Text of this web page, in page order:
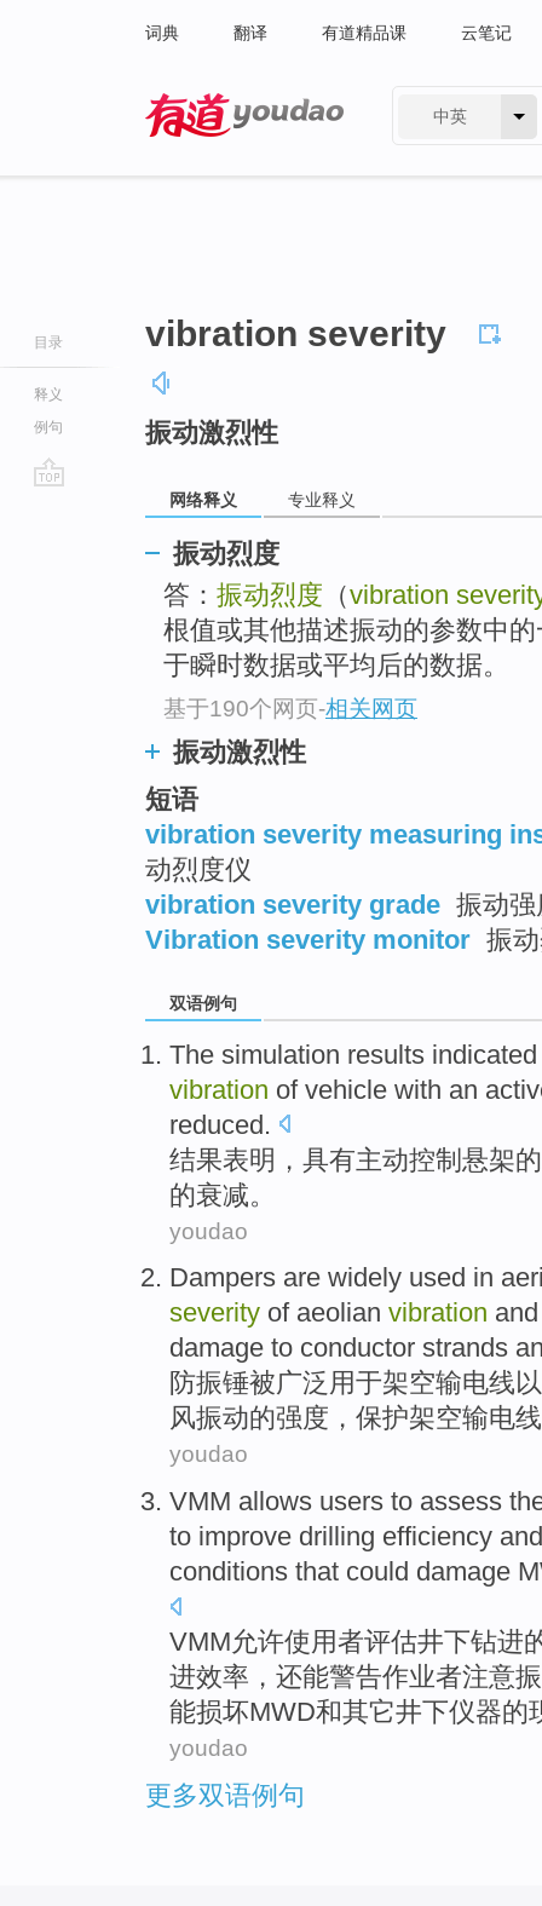
词典 翻译 有道精品课 云笔记
中英
目录
释义
例句
vibration severity
振动激烈性
网络释义 专业释义
振动烈度
答： 振动烈度 （vibration
根值或其他描述振动的参数中
于瞬时数据或平均后的数据。
基于190个网页-相关网页
振动激烈性
短语
vibration severity measuring
动烈度仪
vibration severity grade 振动
Vibration severity monitor 振
双语例句
The simulation results
vibration of vehicle with an
reduced.
结果表明 ， 具有主动控制悬架的
的衰减。
youdao
Dampers are widely used in
severity of aeolian vibration
damage to conductor strands
防振锤被广泛 用于架空输电线以
风振动的强度，保护架空输电
youdao
VMM allows users to assess
to improve drilling efficiency
conditions that could damage
VMM允许使用者评估井下钻进
进效率 ，还能警告作业者注意
能损坏MWD和其它井下仪器的
youdao
更多双语例句